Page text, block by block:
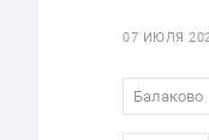
07 ИЮЛЯ
Балаково